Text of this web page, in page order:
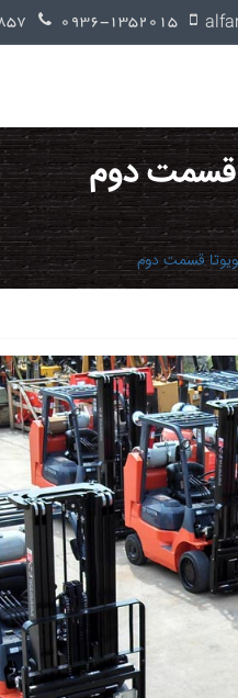
قسمت دوم
قسمت دوم